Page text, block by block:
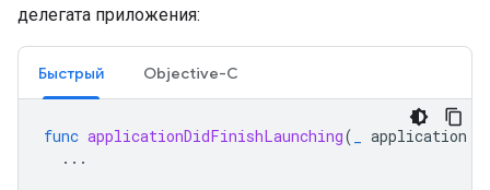
делегата приложения:
Быстрый Objective-C
func applicationDidFinishLaunching( application
...